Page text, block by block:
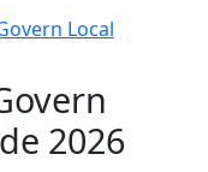
Local
2026